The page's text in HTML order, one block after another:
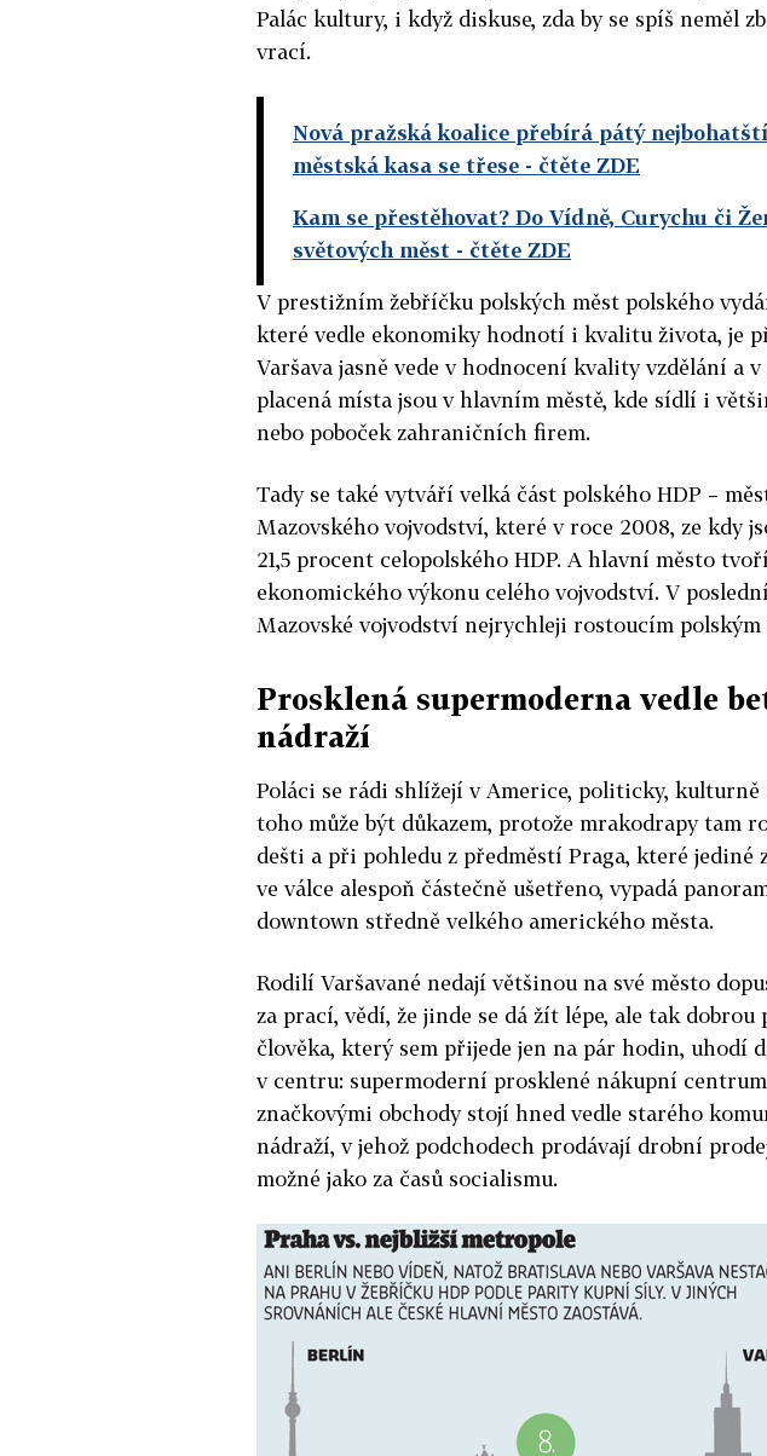
Palác kultury, i když diskuse, zda by se spíš neměl
vrací.
Nová pražská koalice přebírá pátý
městská kasa se třese - čtěte ZDE
Kam se přestěhovat? Do Vídně, Curychu či
světových měst - čtěte ZDE
V prestižním žebříčku polských měst polského
které vedle ekonomiky hodnotí i kvalitu života, je
Varšava jasně vede v hodnocení kvality vzdělání a
placená místa jsou v hlavním městě, kde sídlí i
nebo poboček zahraničních firem.
Tady se také vytváří velká část polského HDP –
Mazovského vojvodství, které v roce 2008, ze kdy
21,5 procent celopolského HDP. A hlavní město
ekonomického výkonu celého vojvodství. V
Mazovské vojvodství nejrychleji rostoucím polským
Prosklená supermoderna vedle
nádraží
Poláci se rádi shlížejí v Americe, politicky, kulturně
toho může být důkazem, protože mrakodrapy tam
dešti a při pohledu z předměstí Praga, které jediné
ve válce alespoň částečně ušetřeno, vypadá
downtown středně velkého amerického města.
Rodilí Varšavané nedají většinou na své město
za prací, vědí, že jinde se dá žít lépe, ale tak
člověka, který sem přijede jen na pár hodin, uhodí
v centru: supermoderní prosklené nákupní
značkovými obchody stojí hned vedle starého
nádraží, v jehož podchodech prodávají drobní
možné jako za časů socialismu.